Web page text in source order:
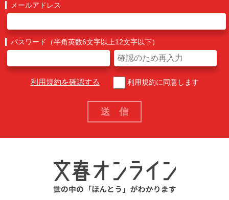
メールアドレス
パスワード（半角英数6文字以上12文字以下）
利用規約を確認する 利用規約に同意します